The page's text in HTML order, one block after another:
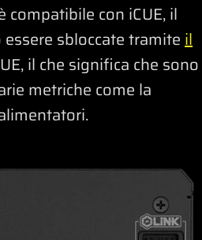
con iCUE, il
sbloccate tramiteil
il che significa che sono
metriche come la